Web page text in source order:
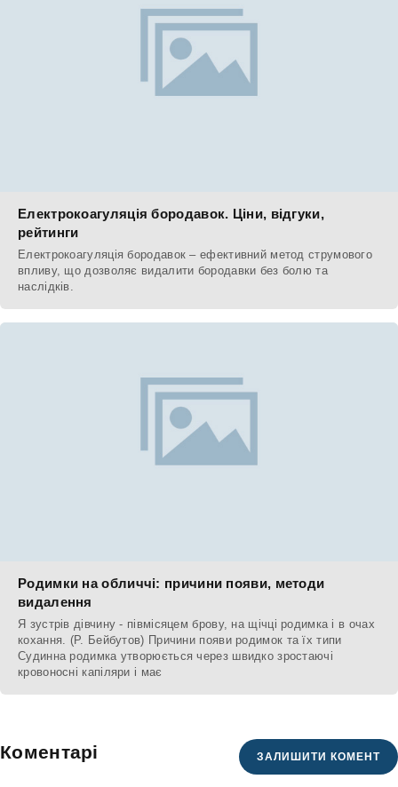
Електрокоагуляція бородавок. Ціни, відгуки,
рейтинги
Електрокоагуляція бородавок – ефективний метод струмового
впливу, що дозволяє видалити бородавки без болю та
наслідків.
Родимки на обличчі: причини появи, методи
видалення
Я зустрів дівчину - півмісяцем брову, на щічці родимка і в очах
кохання. (Р. Бейбутов) Причини появи родимок та їх типи
Судинна родимка утворюється через швидко зростаючі
кровоносні капіляри і має
Коментарі ЗАЛИШИТИ КОМЕНТ